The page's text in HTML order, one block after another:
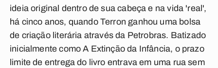
ideia original dentro de sua cabeça e na vida 'real',
há cinco anos, quando Terron ganhou uma bolsa
de criação literária através da Petrobras. Batizado
inicialmente como A Extinção da Infância, o prazo
limite de entrega do livro entrava em uma rua sem